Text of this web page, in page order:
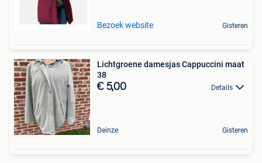
Bezoek website Gisteren
Lichtgroene damesjas Cappuccini maat
38
€ 5,00 Details
Deinze Gisteren